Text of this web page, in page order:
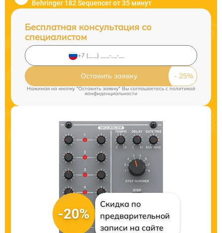
Behringer 182 Sequencer от 35 минут
Бесплатная консультация со
специалистом
Оставить заявку
Нажимая на кнопку "Оставить заявку" Вы соглашаетесь cполитикой
конфиденциальности
-20%
Скидка по
предварительной
записи на сайте